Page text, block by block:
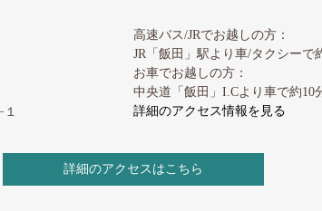
１
高速バス/JRでお越しの方：
JR「飯田」駅より車/タクシーで
お車でお越しの方：
中央道「飯田」I.Cより車で約10
詳細のアクセス情報を見る
詳細のアクセスはこちら